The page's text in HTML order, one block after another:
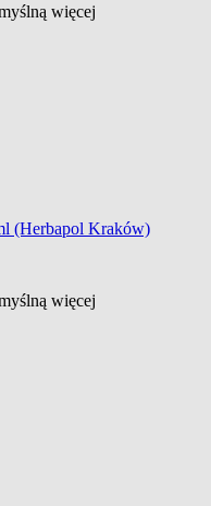
więcej
(Herbapol Kraków)
więcej